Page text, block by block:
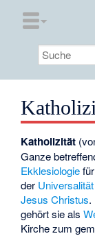
Katholizität
Ganze
Ekklesiologie
der Universalität
Jesus Christus.
gehört sie als
Kirche zum